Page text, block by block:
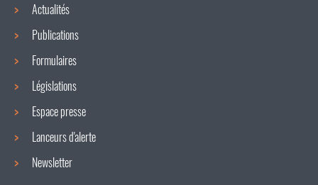
Actualités
Publications
Formulaires
Législations
Espace presse
Lanceurs d'alerte
Newsletter